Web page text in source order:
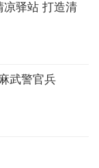
凉驿站 打造清
武警官兵